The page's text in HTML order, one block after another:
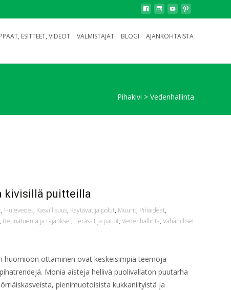
ESITTEET, VIDEOT VALMISTAJAT BLOGI AJANKOHTAISTA
Pihakivi > Vedenhallinta
kivisillä puitteilla
, Hulevedet, Kasvillisuus, Käytävät ja polut, Muurit, Pihaideat,
, Reunatuenta ja rajaukset, Terassit ja patiot, Vedenhallinta, Vähähiiliset
huomioon ottaminen ovat keskeisimpiä teemoja
Monia aisteja hellivä puolivallaton puutarha
pienimuotoisista kukkaniityistä ja